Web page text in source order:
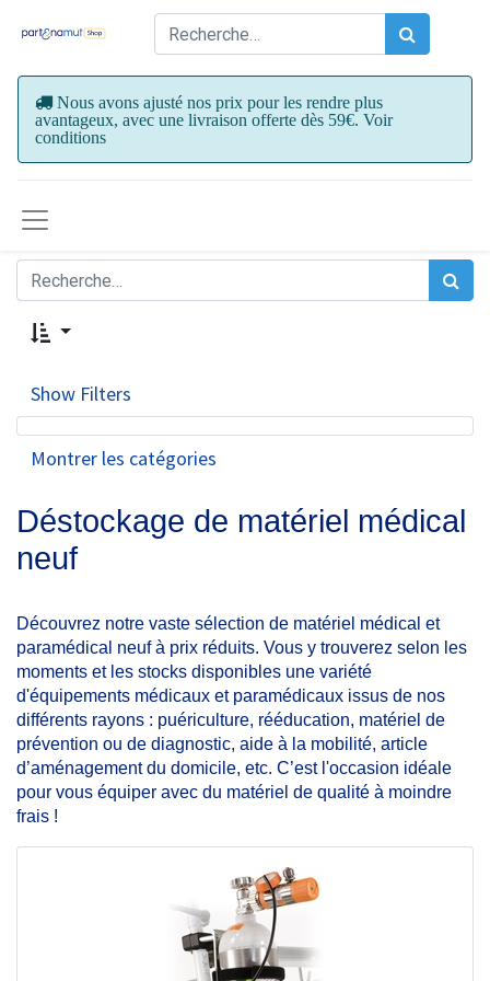
Nous avons ajusté nos prix pour les rendre plus
avantageux, avec une livraison offerte dès 59€. Voir
conditions
Show Filters
Montrer les catégories
Déstockage de matériel médical
neuf
Découvrez notre vaste sélection de matériel médical et
paramédical neuf à prix réduits. Vous y trouverez selon les
moments et les stocks disponibles une variété
d'équipements médicaux et paramédicaux issus de nos
différents rayons : puériculture, rééducation, matériel de
prévention ou de diagnostic, aide à la mobilité, article
d’aménagement du domicile, etc. C’est l'occasion idéale
pour vous équiper avec du matériel de qualité à moindre
frais !